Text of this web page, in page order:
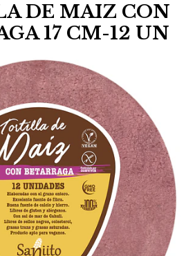
DE MAIZ CON
17 CM-12 UN